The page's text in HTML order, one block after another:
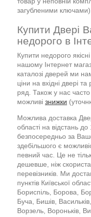
загубленими
Купити Двері
недорого в
Купити недорого
нашому Інтернет
каталозі дверей ми
ціни на вхідні двері
ряд. Також у нас часто
можливі знижки
Можлива доставка
області на відстань
безпосередньо за
здебільшого є
певний час. Це не
дешевше, ніж
перевізників. Ми
пунктів Київської
Бориспіль, Борова,
Буча, Бишів,
Ворзель, Вороньків,